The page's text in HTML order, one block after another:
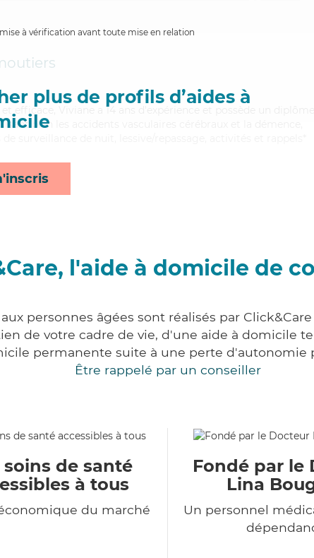
à vérification avant toute mise en relation
plus de profils d’aides à
et efficace, Viviane a 14 ans d'expérience et possède un diplôme
bien les accidents vasculaires cérébraux et la démence,
l'aide à domicile de
aux personnes âgées sont réalisés par
de votre cadre de vie, d'une aide à domicile
permanente suite à une perte d'autonomie
Être rappelé par un conseiller
soins de santé
à tous
du marché
Fondé par le
Lina
Un personnel